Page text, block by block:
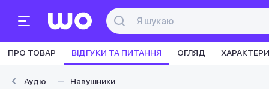
ПРО ТОВАР ВІДГУКИ ТА ПИТАННЯ ОГЛЯД
Аудіо Навушники